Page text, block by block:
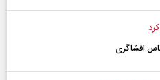
افشاگری